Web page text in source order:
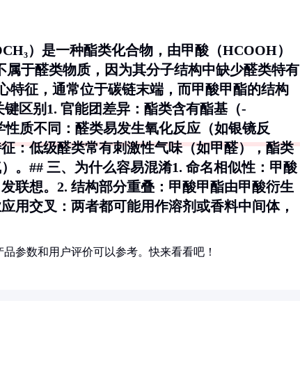
）是一种酯类化合物，由甲酸（HCOOH）
于醛类物质，因为其分子结构中缺少醛类特有
特征，通常位于碳链末端，而甲酸甲酯的结构
区别1. 官能团差异 ：酯类含有酯基（-
性质不同 ：醛类易发生氧化反应（如银镜反
：低级醛类常有刺激性气味（如甲醛），酯类
。## 三、为什么容易混淆1. 命名相似性 ：甲酸
联想。2. 结构部分重叠 ：甲酸甲酯由甲酸衍生
用交叉 ：两者都可能用作溶剂或香料中间体，
参数和用户评价可以参考。快来看看吧！